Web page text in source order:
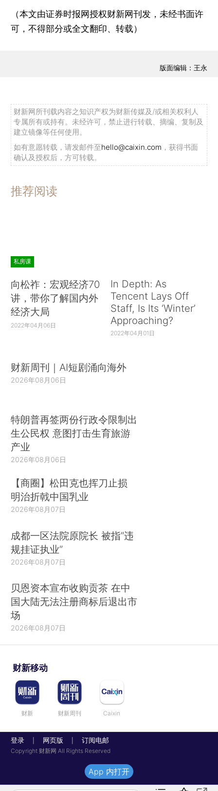
（本文由证券时报网授权财新网刊发，未经书面许
可，不得部分或全文翻印、转载）
版面编辑：王永
财新网所刊载内容之知识产权为财新传媒及/或相关权利人
专属所有或持有。未经许可，禁止进行转载、摘编、复制及
建立镜像等任何使用。
如有意愿转载，请发邮件至hello@caixin.com ，获得书面
确认及授权后，方可转载。
推荐阅读
私房课
向松祚：宏观经济70
讲，带你了解国内外
经济大局
2022年04月06日
In Depth: As
Tencent Lays Off
Staff, Is Its ‘Winter’
Approaching?
2022年04月01日
财新周刊｜AI短剧涌向海外
2026年08月06日
特朗普再签两份行政令限制出
生公民权 意图打击生育旅游
产业
2026年08月06日
【商圈】松田克也挥刀止损
明治折戟中国乳业
2026年08月07日
成都一区法院原院长 被指“违
规挂证执业”
2026年08月07日
贝恩资本宣布收购贡茶 在中
国大陆无法注册商标后退出市
场
2026年08月07日
财新移动
财新 财新周刊 Caixin
登录 网页版 订阅电邮
Copyright 财新网 All Rights Reserved
App 内打开